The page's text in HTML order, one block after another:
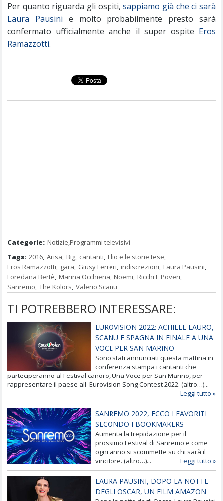
Per quanto riguarda gli ospiti,sappiamo già che ci sarà
Laura Pausini e molto probabilmente presto sarà
confermato ufficialmente anche il super ospite Eros
Ramazzotti.
Categorie: Notizie Programmi televisivi
Tags: 2016 Arisa Big cantanti Elio e le storie tese
Eros Ramazzotti
gara Giusy Ferreri indiscrezioni Laura Pausini
Loredana Bertè Marina Occhiena Noemi Ricchi E Poveri
Sanremo The Kolors Valerio Scanu
TI POTREBBERO INTERESSARE:
EUROVISION 2022: ACHILLE LAURO,
SCANU E SPAGNA IN FINALE A UNA
VOCE PER SAN MARINO
Sono stati annunciati questa mattina in
conferenza stampa i cantanti che
parteciperanno al Festival canoro, Una Voce per San Marino, per
rappresentare il paese all' Eurovision Song Contest 2022. (altro…)...
Leggi tutto »
SANREMO 2022, ECCO I FAVORITI
SECONDO I BOOKMAKERS
Aumenta la trepidazione per il
prossimo Festival di Sanremo e come
ogni anno si scommette su chi sarà il
vincitore. (altro…)...
Leggi tutto »
LAURA PAUSINI, DOPO LA NOTTE
DEGLI OSCAR, UN FILM AMAZON